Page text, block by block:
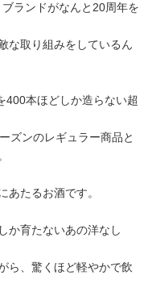
ランドがなんと20周年を
な取り組みをしているん
400本ほどしか造らない超
ズンのレギュラー商品と
あたるお酒です。
か育たないあの洋なし
ら、驚くほど軽やかで飲